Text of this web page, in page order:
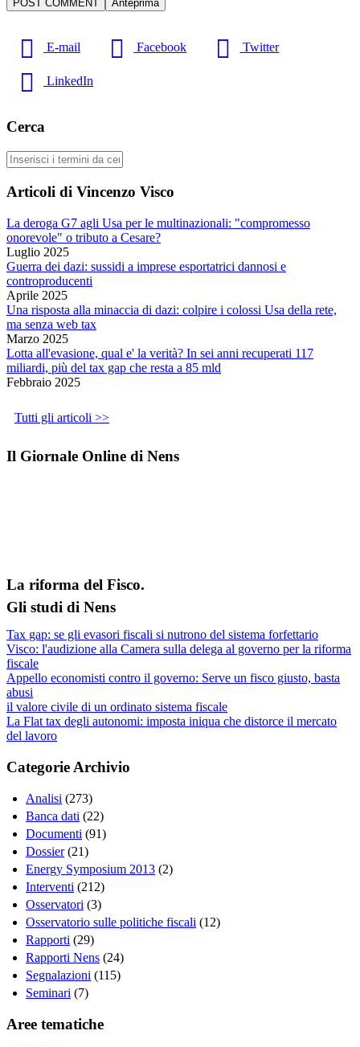
E-mail Facebook Twitter
LinkedIn
Cerca
Cerca
Articoli di Vincenzo Visco
La deroga G7 agli Usa per le multinazionali: "compromesso
onorevole" o tributo a Cesare?
Luglio 2025
Guerra dei dazi: sussidi a imprese esportatrici dannosi e
controproducenti
Aprile 2025
Una risposta alla minaccia di dazi: colpire i colossi Usa della rete,
ma senza web tax
Marzo 2025
Lotta all'evasione, qual e' la verità? In sei anni recuperati 117
miliardi, più del tax gap che resta a 85 mld
Febbraio 2025
Tutti gli articoli >>
Il Giornale Online di Nens
La riforma del Fisco.
Gli studi di Nens
Tax gap: se gli evasori fiscali si nutrono del sistema forfettario
Visco: l'audizione alla Camera sulla delega al governo per la riforma
fiscale
Appello economisti contro il governo: Serve un fisco giusto, basta
abusi
il valore civile di un ordinato sistema fiscale
La Flat tax degli autonomi: imposta iniqua che distorce il mercato
del lavoro
Categorie Archivio
Analisi (273)
Banca dati (22)
Documenti (91)
Dossier (21)
Energy Symposium 2013 (2)
Interventi (212)
Osservatori (3)
Osservatorio sulle politiche fiscali (12)
Rapporti (29)
Rapporti Nens (24)
Segnalazioni (115)
Seminari (7)
Aree tematiche